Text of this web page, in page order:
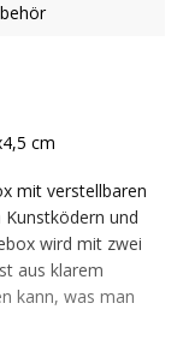
cm
mit verstellbaren
Kunstködern und
wird mit zwei
aus klarem
kann, was man